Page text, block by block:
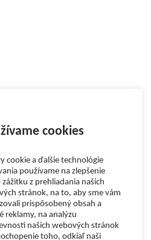
cookies
cookie a ďalšie technológie
používame na zlepšenie
zážitku z prehliadania našich
stránok, na to, aby sme vám
prispôsobený obsah a
reklamy, na analýzu
našich webových stránok
toho, odkiaľ naši